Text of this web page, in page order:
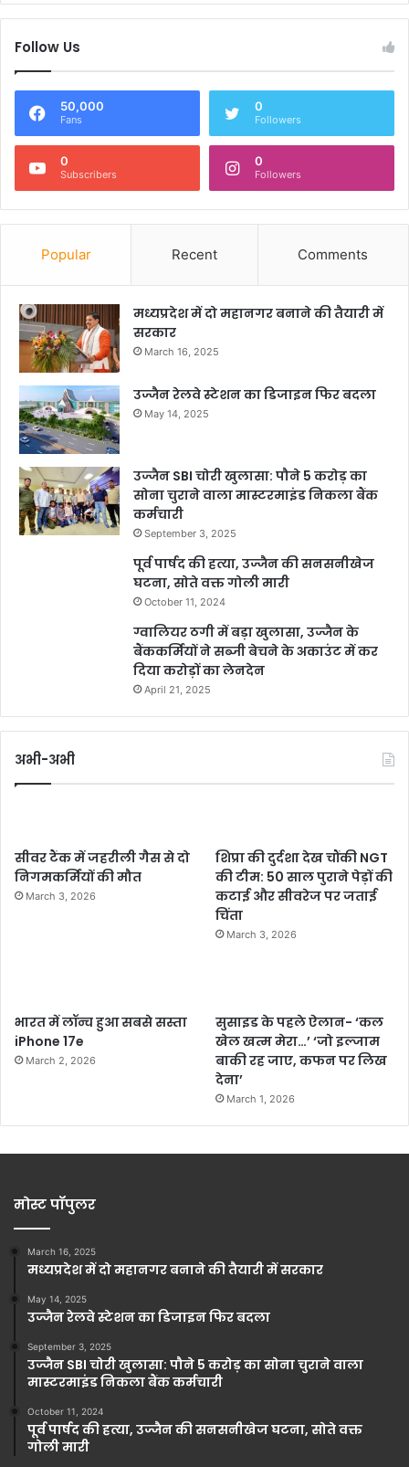
Follow Us
50,000
Fans
0
Followers
0
Subscribers
0
Followers
Popular Recent Comments
मध्यप्रदेश में दो महानगर बनाने की तैयारी में
सरकार
March 16, 2025
उज्जैन रेलवे स्टेशन का डिजाइन फिर बदला
May 14, 2025
उज्जैन SBI चोरी खुलासा: पौने 5 करोड़ का
सोना चुराने वाला मास्टरमाइंड निकला बैंक
कर्मचारी
September 3, 2025
पूर्व पार्षद की हत्या, उज्जैन की सनसनीखेज
घटना, सोते वक्त गोली मारी
October 11, 2024
ग्वालियर ठगी में बड़ा खुलासा, उज्जैन के
बैंककर्मियों ने सब्जी बेचने के अकाउंट में कर
दिया करोड़ों का लेनदेन
April 21, 2025
अभी-अभी
सीवर टैंक में जहरीली गैस से दो
निगमकर्मियों की मौत
March 3, 2026
शिप्रा की दुर्दशा देख चौंकी NGT
की टीम: 50 साल पुराने पेड़ों की
कटाई और सीवरेज पर जताई
चिंता
March 3, 2026
भारत में लॉन्च हुआ सबसे सस्ता
iPhone 17e
March 2, 2026
सुसाइड के पहले ऐलान- ‘कल
खेल खत्म मेरा…’ ‘जो इल्जाम
बाकी रह जाए, कफन पर लिख
देना’
March 1, 2026
मोस्ट पॉपुलर
March 16, 2025
मध्यप्रदेश में दो महानगर बनाने की तैयारी में सरकार
May 14, 2025
उज्जैन रेलवे स्टेशन का डिजाइन फिर बदला
September 3, 2025
उज्जैन SBI चोरी खुलासा: पौने 5 करोड़ का सोना चुराने वाला
मास्टरमाइंड निकला बैंक कर्मचारी
October 11, 2024
पूर्व पार्षद की हत्या, उज्जैन की सनसनीखेज घटना, सोते वक्त
गोली मारी